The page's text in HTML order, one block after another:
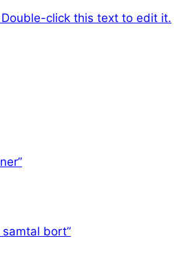
click this text to edit it.
bort”